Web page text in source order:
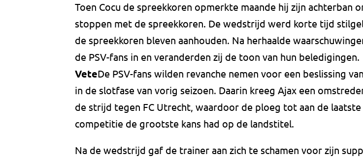
Toen Cocu de spreekkoren opmerkte maande hij zijn achterban
stoppen met de spreekkoren. De wedstrijd werd korte tijd
de spreekkoren bleven aanhouden. Na herhaalde
de PSV-fans in en veranderden zij de toon van hun beledigingen.
VeteDe PSV-fans wilden revanche nemen voor een beslissing
in de slotfase van vorig seizoen. Daarin kreeg Ajax een
de strijd tegen FC Utrecht, waardoor de ploeg tot aan de laatste
competitie de grootste kans had op de landstitel.
Na de wedstrijd gaf de trainer aan zich te schamen voor zijn